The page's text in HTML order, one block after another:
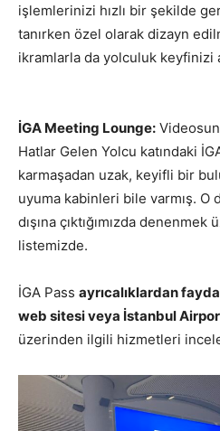
işlemlerinizi hızlı bir şekilde
tanırken özel olarak dizayn
ikramlarla da yolculuk keyfinizi
İGA Meeting Lounge:
Hatlar Gelen Yolcu katındaki
karmaşadan uzak, keyifli bir
uyuma kabinleri bile varmış. O
dışına çıktığımızda denenmek
listemizde.
İGA Pass ayrıcalıklardan
web sitesi veya İstanbul
üzerinden ilgili hizmetleri